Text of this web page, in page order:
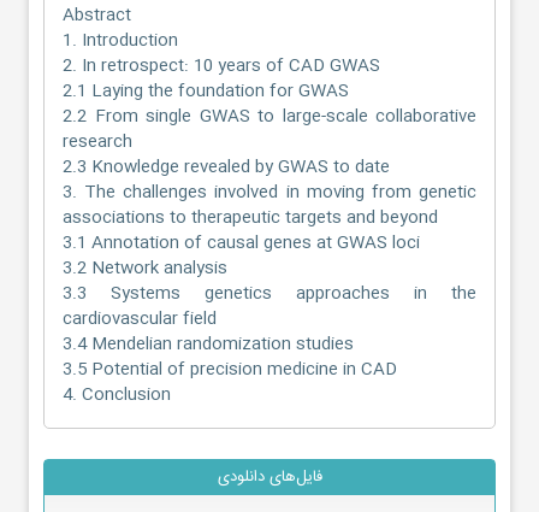
Abstract
1. Introduction
2. In retrospect: 10 years of CAD GWAS
2.1 Laying the foundation for GWAS
2.2 From single GWAS to large-scale collaborative
research
2.3 Knowledge revealed by GWAS to date
3. The challenges involved in moving from genetic
associations to therapeutic targets and beyond
3.1 Annotation of causal genes at GWAS loci
3.2 Network analysis
3.3 Systems genetics approaches in the
cardiovascular field
3.4 Mendelian randomization studies
3.5 Potential of precision medicine in CAD
4. Conclusion
فایل‌های دانلودی